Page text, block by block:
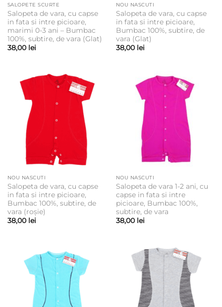
SALOPETE SCURTE
Salopeta de vara, cu capse
in fata si intre picioare,
marimi 0-3 ani – Bumbac
100%, subtire, de vara (Glat)
38,00 lei
NOU NASCUTI
Salopeta de vara, cu capse
in fata si intre picioare,
Bumbac 100%, subtire, de
vara (Glat)
38,00 lei
NOU NASCUTI
Salopeta de vara, cu capse
in fata si intre picioare,
Bumbac 100%, subtire, de
vara (roșie)
38,00 lei
NOU NASCUTI
Salopeta de vara 1-2 ani, cu
capse in fata si intre
picioare, Bumbac 100%,
subtire, de vara
38,00 lei